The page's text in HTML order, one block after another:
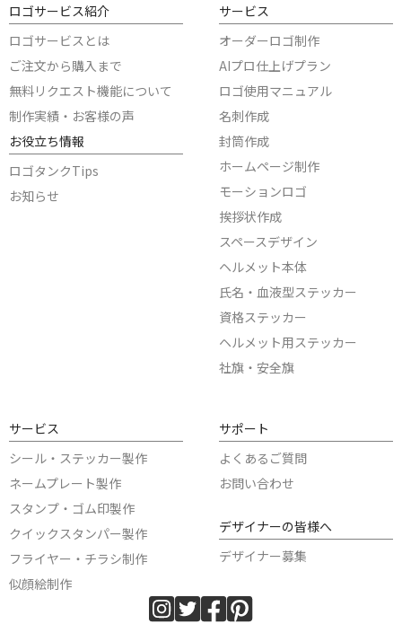
ロゴサービス紹介
ロゴサービスとは
ご注文から購入まで
無料リクエスト機能について
制作実績・お客様の声
お役立ち情報
ロゴタンクTips
お知らせ
サービス
オーダーロゴ制作
AIプロ仕上げプラン
ロゴ使用マニュアル
名刺作成
封筒作成
ホームページ制作
モーションロゴ
挨拶状作成
スペースデザイン
ヘルメット本体
氏名・血液型ステッカー
資格ステッカー
ヘルメット用ステッカー
社旗・安全旗
サービス
シール・ステッカー製作
ネームプレート製作
スタンプ・ゴム印製作
クイックスタンパー製作
フライヤー・チラシ制作
似顔絵制作
サポート
よくあるご質問
お問い合わせ
デザイナーの皆様へ
デザイナー募集